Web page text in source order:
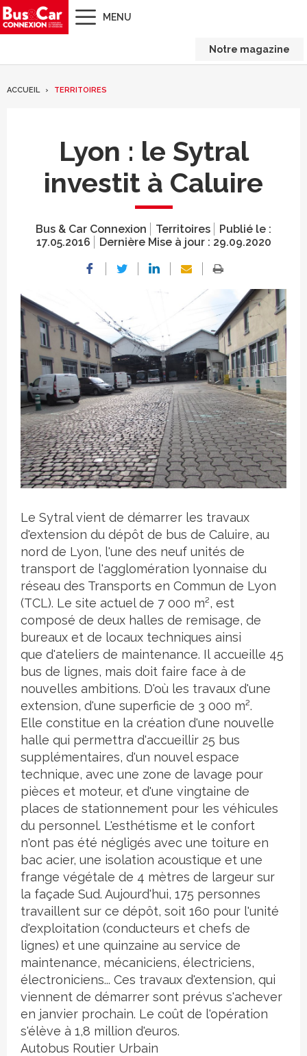
MENU
Notre magazine
ACCUEIL TERRITOIRES
Lyon : le Sytral
investit à Caluire
Bus & Car Connexion Territoires
Publié le :
17.05.2016
Dernière Mise à jour : 29.09.2020
Crédit photo
Le Sytral vient de démarrer les travaux
d'extension du dépôt de bus de Caluire, au
nord de Lyon, l'une des neuf unités de
transport de l'agglomération lyonnaise du
réseau des Transports en Commun de Lyon
(TCL). Le site actuel de 7 000 m², est
composé de deux halles de remisage, de
bureaux et de locaux techniques ainsi
que d'ateliers de maintenance. Il accueille 45
bus de lignes, mais doit faire face à de
nouvelles ambitions. D'où les travaux d'une
extension, d'une superficie de 3 000 m².
Elle constitue en la création d'une nouvelle
halle qui permettra d'accueillir 25 bus
supplémentaires, d'un nouvel espace
technique, avec une zone de lavage pour
pièces et moteur, et d'une vingtaine de
places de stationnement pour les véhicules
du personnel. L'esthétisme et le confort
n'ont pas été négligés avec une toiture en
bac acier, une isolation acoustique et une
frange végétale de 4 mètres de largeur sur
la façade Sud. Aujourd'hui, 175 personnes
travaillent sur ce dépôt, soit 160 pour l'unité
d'exploitation (conducteurs et chefs de
lignes) et une quinzaine au service de
maintenance, mécaniciens, électriciens,
électroniciens... Ces travaux d'extension, qui
viennent de démarrer sont prévus s'achever
en janvier prochain. Le coût de l'opération
s'élève à 1,8 million d'euros.
Autobus Routier Urbain